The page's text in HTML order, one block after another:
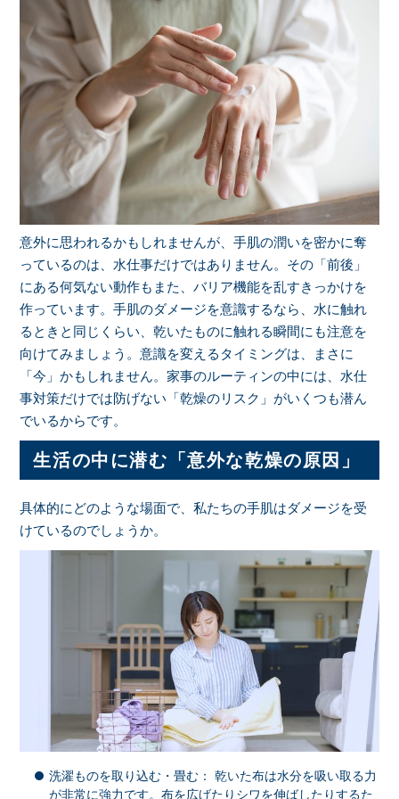
意外に思われるかもしれませんが、手肌の潤いを密かに奪
っているのは、水仕事だけではありません。その「前後」
にある何気ない動作もまた、バリア機能を乱すきっかけを
作っています。手肌のダメージを意識するなら、水に触れ
るときと同じくらい、乾いたものに触れる瞬間にも注意を
向けてみましょう。意識を変えるタイミングは、まさに
「今」かもしれません。家事のルーティンの中には、水仕
事対策だけでは防げない「乾燥のリスク」がいくつも潜ん
でいるからです。
生活の中に潜む「意外な乾燥の原因」
具体的にどのような場面で、私たちの手肌はダメージを受
けているのでしょうか。
洗濯ものを取り込む・畳む： 乾いた布は水分を吸い取る力
が非常に強力です。布を広げたりシワを伸ばしたりするた